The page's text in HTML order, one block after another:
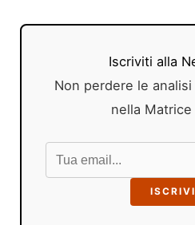
Iscriviti alla
Non perdere le
nella